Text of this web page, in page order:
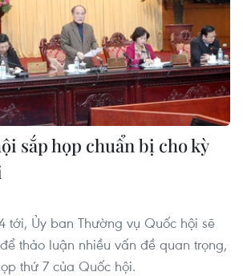
sắp họp chuẩn bị cho kỳ
tới, Ủy ban Thường vụ Quốc hội sẽ
thảo luận nhiều vấn đề quan trọng,
thứ 7 của Quốc hội.